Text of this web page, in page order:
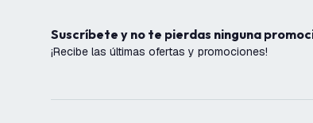
Suscríbete y no te pierdas ninguna
¡Recibe las últimas ofertas y promociones!